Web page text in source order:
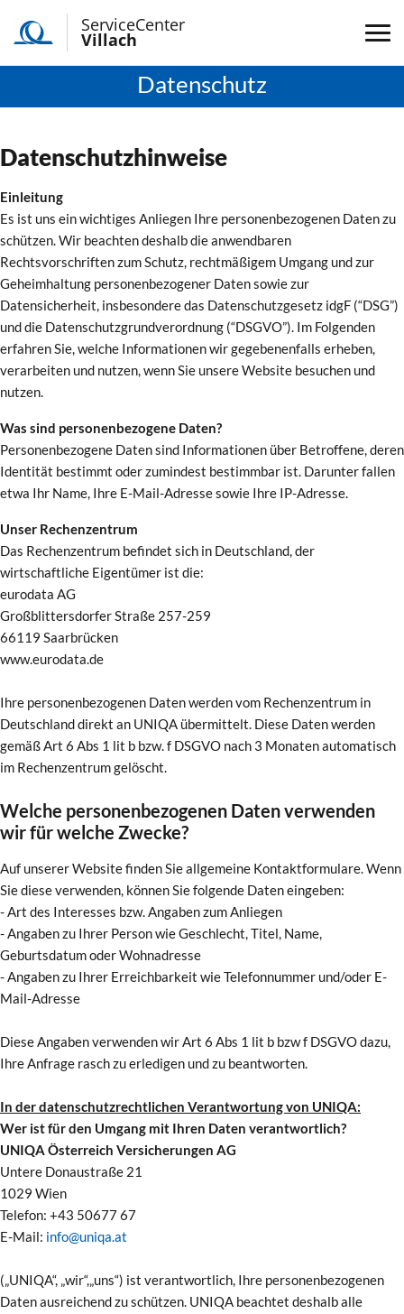
ServiceCenter
Villach
Datenschutz
Datenschutzhinweise
Einleitung
Es ist uns ein wichtiges Anliegen Ihre personenbezogenen Daten zu
schützen. Wir beachten deshalb die anwendbaren
Rechtsvorschriften zum Schutz, rechtmäßigem Umgang und zur
Geheimhaltung personenbezogener Daten sowie zur
Datensicherheit, insbesondere das Datenschutzgesetz idgF (“DSG”)
und die Datenschutzgrundverordnung (“DSGVO”). Im Folgenden
erfahren Sie, welche Informationen wir gegebenenfalls erheben,
verarbeiten und nutzen, wenn Sie unsere Website besuchen und
nutzen.
Was sind personenbezogene Daten?
Personenbezogene Daten sind Informationen über Betroffene, deren
Identität bestimmt oder zumindest bestimmbar ist. Darunter fallen
etwa Ihr Name, Ihre E-Mail-Adresse sowie Ihre IP-Adresse.
Unser Rechenzentrum
Das Rechenzentrum befindet sich in Deutschland, der
wirtschaftliche Eigentümer ist die:
eurodata AG
Großblittersdorfer Straße 257-259
66119 Saarbrücken
www.eurodata.de
Ihre personenbezogenen Daten werden vom Rechenzentrum in
Deutschland direkt an UNIQA übermittelt. Diese Daten werden
gemäß Art 6 Abs 1 lit b bzw. f DSGVO nach 3 Monaten automatisch
im Rechenzentrum gelöscht.
Welche personenbezogenen Daten verwenden
wir für welche Zwecke?
Auf unserer Website finden Sie allgemeine Kontaktformulare. Wenn
Sie diese verwenden, können Sie folgende Daten eingeben:
- Art des Interesses bzw. Angaben zum Anliegen
- Angaben zu Ihrer Person wie Geschlecht, Titel, Name,
Geburtsdatum oder Wohnadresse
- Angaben zu Ihrer Erreichbarkeit wie Telefonnummer und/oder E-
Mail-Adresse
Diese Angaben verwenden wir Art 6 Abs 1 lit b bzw f DSGVO dazu,
Ihre Anfrage rasch zu erledigen und zu beantworten.
In der datenschutzrechtlichen Verantwortung von UNIQA:
Wer ist für den Umgang mit Ihren Daten verantwortlich?
UNIQA Österreich Versicherungen AG
Untere Donaustraße 21
1029 Wien
Telefon: +43 50677 67
E-Mail: info@uniqa.at
(„UNIQA“, „wir“,„uns“) ist verantwortlich, Ihre personenbezogenen
Daten ausreichend zu schützen. UNIQA beachtet deshalb alle